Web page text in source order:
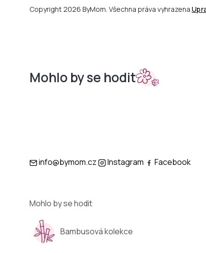
Copyright 2026 ByMom. Všechna práva vyhrazena.
Mohlo by se hodit
info@bymom.cz Instagram Facebook
Mohlo by se hodit
Bambusová kolekce